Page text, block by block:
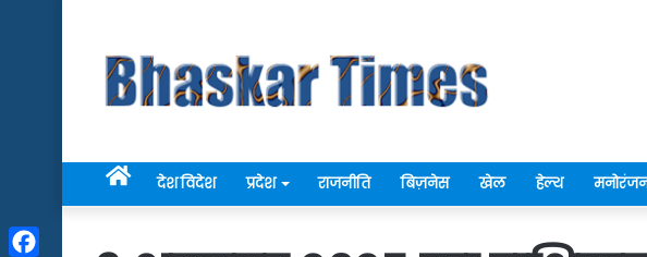
Homeदेश विदेश प्रदेश राजनीति बिज़नेस खेल हेल्थ